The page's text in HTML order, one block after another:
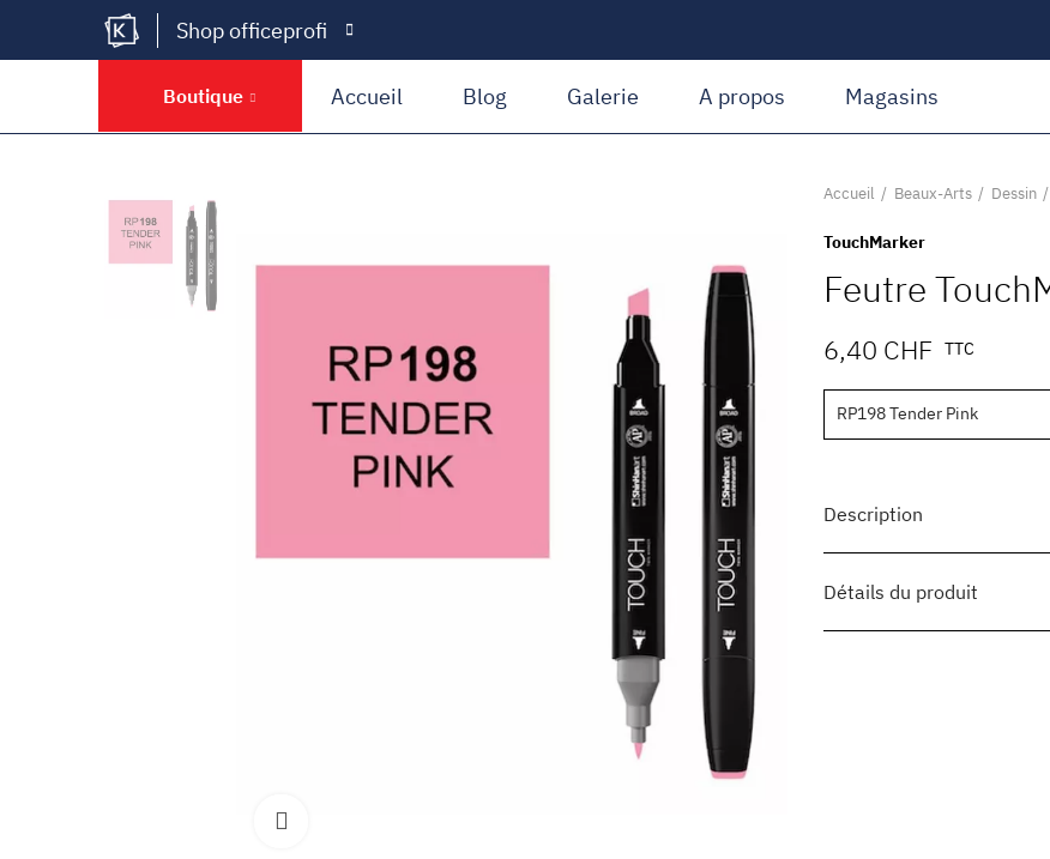
Shop officeprofi
Boutique Accueil Blog Galerie A propos Magasins
Accueil Beaux-Arts Dessin
TouchMarker
Feutre
6,40 CHF TTC
Description
Détails du produit